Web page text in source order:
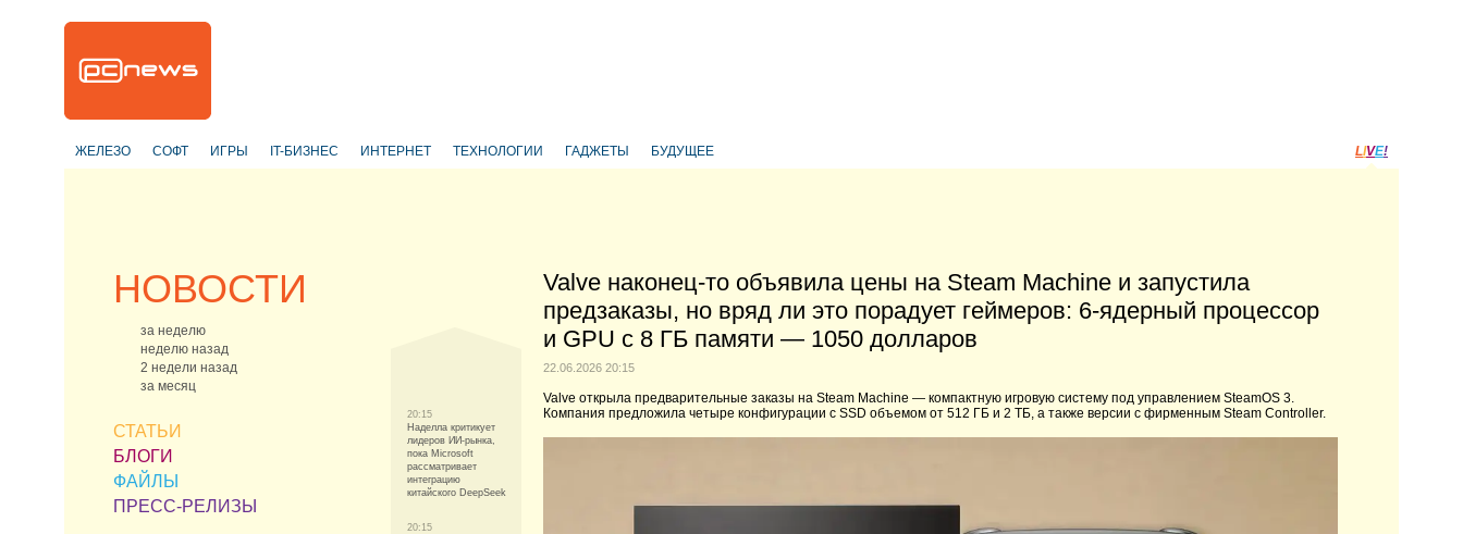
ЖЕЛЕЗО СОФТ ИГРЫ IT-БИЗНЕС ИНТЕРНЕТ ТЕХНОЛОГИИ ГАДЖЕТЫ БУДУЩЕЕ LIVE!
НОВОСТИ
за неделю
неделю назад
2 недели назад
за месяц
СТАТЬИ
БЛОГИ
ФАЙЛЫ
ПРЕСС-РЕЛИЗЫ
20:15
Наделла критикует
лидеров ИИ-рынка,
пока Microsoft
рассматривает
интеграцию
китайского DeepSeek
20:15
Valve наконец-то объявила цены на Steam Machine и запустила
предзаказы, но вряд ли это порадует геймеров: 6-ядерный процессор
и GPU с 8 ГБ памяти — 1050 долларов
22.06.2026 20:15
Valve открыла предварительные заказы на Steam Machine — компактную игровую систему под управлением SteamOS 3.
Компания предложила четыре конфигурации с SSD объемом от 512 ГБ и 2 ТБ, а также версии с фирменным Steam Controller.